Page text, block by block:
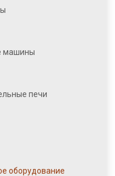
машины
печи
оборудование